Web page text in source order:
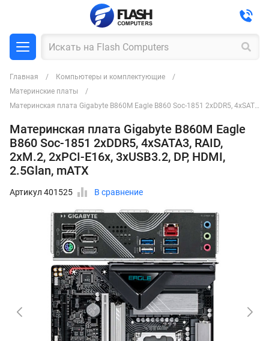
Главная
Компьютеры и комплектующие
Материнские платы
Материнская плата Gigabyte B860M Eagle B860 Soc-1851 2xDDR5, 4xSATA3, RAID, 2хM.2, 2xPCI-E16x, 3xUSB3.2, DP, HDMI, 2.5Glan, mATX
Материнская плата Gigabyte B860M Eagle
B860 Soc-1851 2xDDR5, 4xSATA3, RAID,
2хM.2, 2xPCI-E16x, 3xUSB3.2, DP, HDMI,
2.5Glan, mATX
Артикул 401525 В сравнение